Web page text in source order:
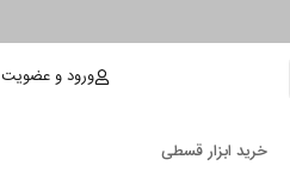
ورود و عضویت
خرید ابزار قسطی